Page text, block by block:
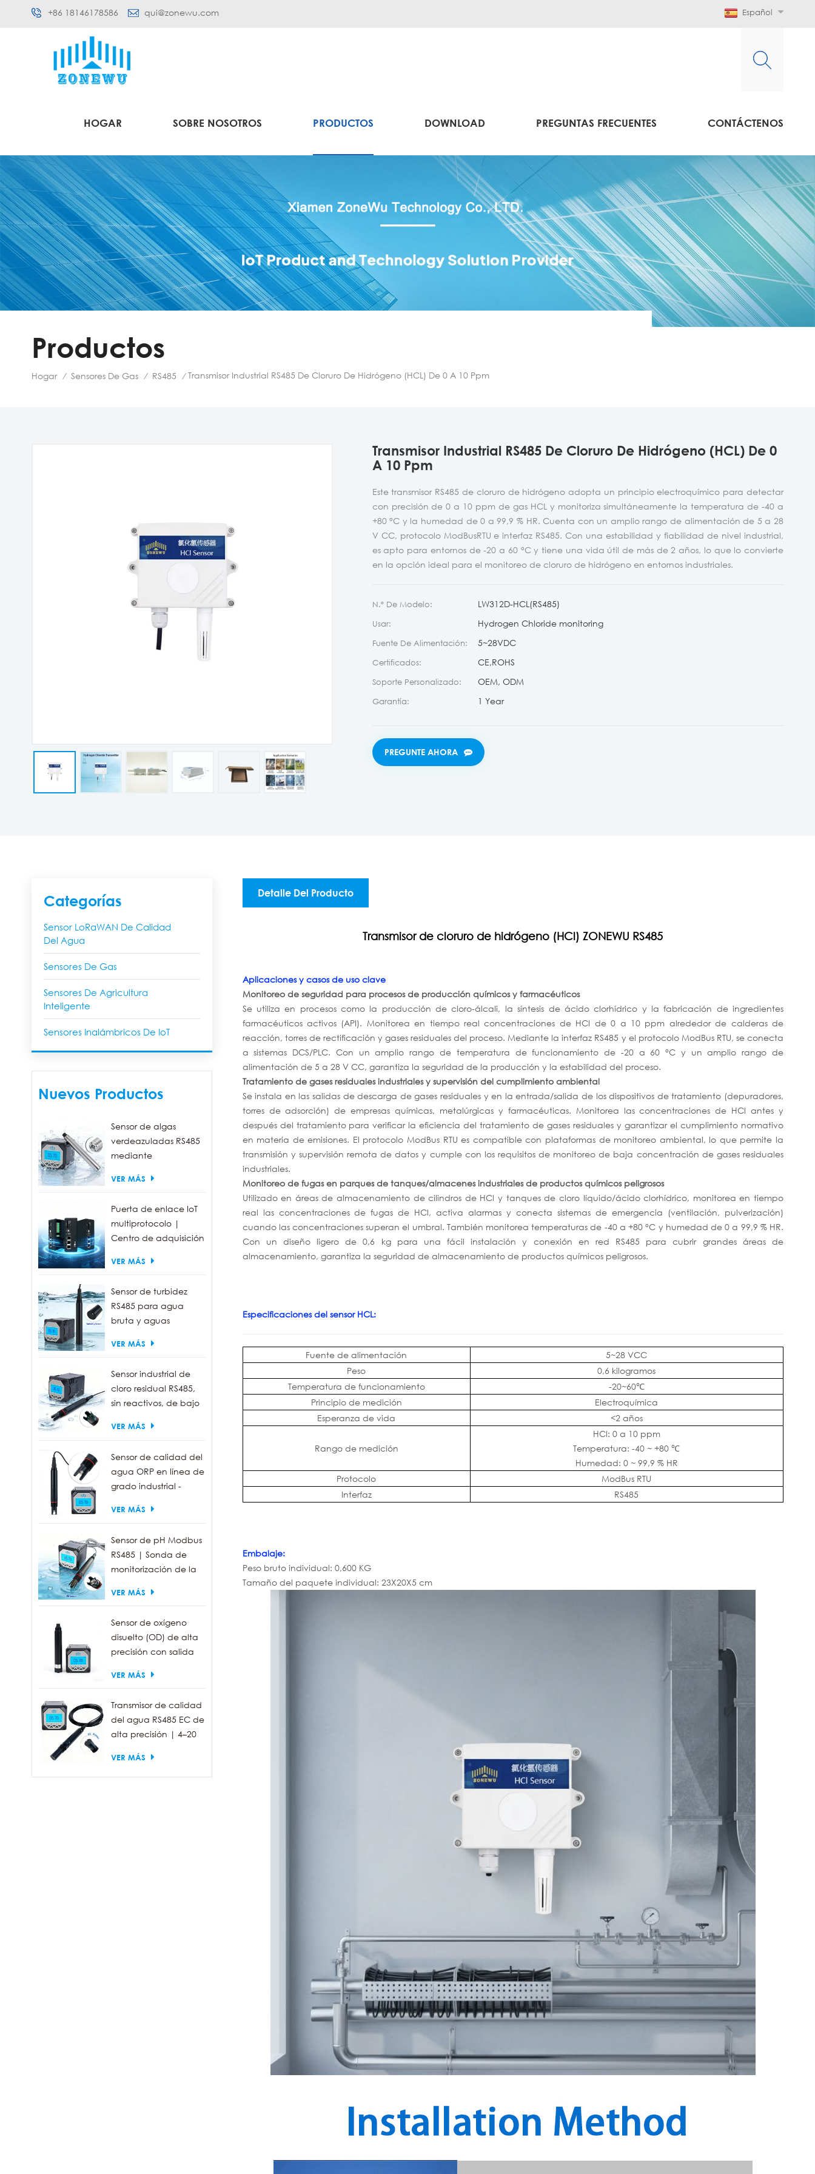
+86 18146178586 qui@zonewu.com Español
HOGAR SOBRE NOSOTROS PRODUCTOS DOWNLOAD PREGUNTAS FRECUENTES CONTÁCTENOS
Productos
Hogar / Sensores De Gas / RS485 / Transmisor Industrial RS485 De Cloruro De Hidrógeno (HCL) De 0 A 10 Ppm
Transmisor Industrial RS485 De Cloruro De Hidrógeno (HCL) De 0
A 10 Ppm
Este transmisor RS485 de cloruro de hidrógeno adopta un principio electroquímico para detectar
con precisión de 0 a 10 ppm de gas HCL y monitoriza simultáneamente la temperatura de -40 a
+80 °C y la humedad de 0 a 99,9 % HR. Cuenta con un amplio rango de alimentación de 5 a 28
V CC, protocolo ModBusRTU e interfaz RS485. Con una estabilidad y fiabilidad de nivel industrial,
es apto para entornos de -20 a 60 °C y tiene una vida útil de más de 2 años, lo que lo convierte
en la opción ideal para el monitoreo de cloruro de hidrógeno en entornos industriales.
N.º De Modelo: LW312D-HCL(RS485)
Usar: Hydrogen Chloride monitoring
Fuente De Alimentación: 5~28VDC
Certificados: CE,ROHS
Soporte Personalizado: OEM, ODM
Garantía: 1 Year
PREGUNTE AHORA
Categorías
Sensor LoRaWAN De Calidad
Del Agua
Sensores De Gas
Sensores De Agricultura
Inteligente
Sensores Inalámbricos De IoT
Nuevos Productos
Sensor de algas
verdeazuladas RS485
mediante
rango de detección
células/ml.
VER MÁS
Puerta de enlace IoT
multiprotocolo |
Centro de adquisición
VER MÁS
Sensor de turbidez
RS485 para agua
bruta y aguas
medidora de turbidez
VER MÁS
Sensor industrial de
cloro residual RS485,
sin reactivos, de bajo
VER MÁS
Sensor de calidad del
agua ORP en línea de
grado industrial -
IP68, salida RS485
VER MÁS
Sensor de pH Modbus
RS485 | Sonda de
monitorización de la
industrial IP68
VER MÁS
Sensor de oxígeno
disuelto (OD) de alta
precisión con salida
medición de la
VER MÁS
Transmisor de calidad
del agua RS485 EC de
alta precisión | 4–20
VER MÁS
Detalle Del Producto
Transmisor de cloruro de hidrógeno (HCl) ZONEWU RS485
Aplicaciones y casos de uso clave
Monitoreo de seguridad para procesos de producción químicos y farmacéuticos
Se utiliza en procesos como la producción de cloro-álcali, la síntesis de ácido clorhídrico y la fabricación de ingredientes
farmacéuticos activos (API). Monitorea en tiempo real concentraciones de HCl de 0 a 10 ppm alrededor de calderas de
reacción, torres de rectificación y gases residuales del proceso. Mediante la interfaz RS485 y el protocolo ModBus RTU, se conecta
a sistemas DCS/PLC. Con un amplio rango de temperatura de funcionamiento de -20 a 60 °C y un amplio rango de
alimentación de 5 a 28 V CC, garantiza la seguridad de la producción y la estabilidad del proceso.
Tratamiento de gases residuales industriales y supervisión del cumplimiento ambiental
Se instala en las salidas de descarga de gases residuales y en la entrada/salida de los dispositivos de tratamiento (depuradores,
torres de adsorción) de empresas químicas, metalúrgicas y farmacéuticas. Monitorea las concentraciones de HCl antes y
después del tratamiento para verificar la eficiencia del tratamiento de gases residuales y garantizar el cumplimiento normativo
en materia de emisiones. El protocolo ModBus RTU es compatible con plataformas de monitoreo ambiental, lo que permite la
transmisión y supervisión remota de datos y cumple con los requisitos de monitoreo de baja concentración de gases residuales
industriales.
Monitoreo de fugas en parques de tanques/almacenes industriales de productos químicos peligrosos
Utilizado en áreas de almacenamiento de cilindros de HCl y tanques de cloro líquido/ácido clorhídrico, monitorea en tiempo
real las concentraciones de fugas de HCl, activa alarmas y conecta sistemas de emergencia (ventilación, pulverización)
cuando las concentraciones superan el umbral. También monitorea temperaturas de -40 a +80 °C y humedad de 0 a 99,9 % HR.
Con un diseño ligero de 0,6 kg para una fácil instalación y conexión en red RS485 para cubrir grandes áreas de
almacenamiento, garantiza la seguridad de almacenamiento de productos químicos peligrosos.
Especificaciones del sensor HCL:
Fuente de alimentación
5~28 VCC
Peso
0,6 kilogramos
Temperatura de funcionamiento
-20~60℃
Principio de medición
Electroquímica
Esperanza de vida
<2 años
Rango de medición
HCl: 0 a 10 ppm
Temperatura: -40 ~ +80 ℃
Humedad: 0 ~ 99,9 % HR
Protocolo
ModBus RTU
Interfaz
RS485
Embalaje:
Peso bruto individual: 0,600 KG
Tamaño del paquete individual: 23X20X5 cm